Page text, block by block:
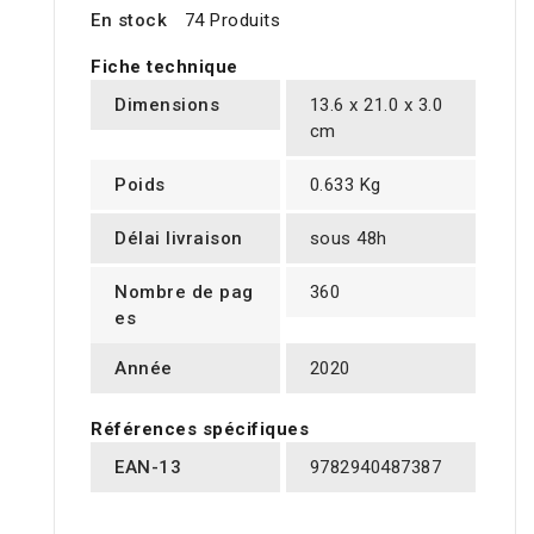
En stock 74 Produits
Fiche technique
Dimensions
13.6 x 21.0 x 3.0
cm
Poids 0.633 Kg
Délai livraison sous 48h
Nombre de pag
es
360
Année 2020
Références spécifiques
EAN-13
9782940487387